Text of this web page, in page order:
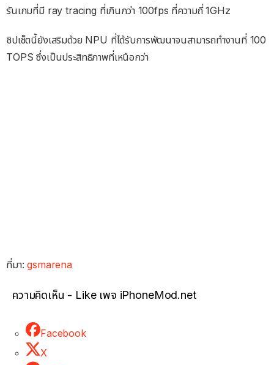
รันเกมที่มี ray tracing ที่เกินกว่า 100fps ที่ความถี่ 1GHz
ชิปเซ็ตนี้ยังเสริมด้วย NPU ที่ได้รับการพัฒนาจนสามารถทำงานที่ 100
TOPS ซึ่งเป็นประสิทธิภาพที่เหนือกว่า
ที่มา:gsmarena
ความคิดเห็น - Like เพจ iPhoneMod.net
Facebook
X